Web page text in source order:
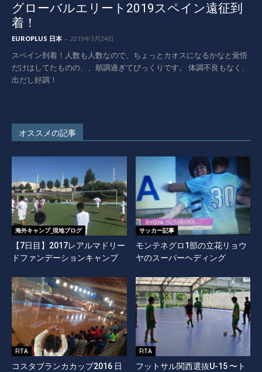
グローバルエリート2019スペイン遠征到
着！
EUROPLUS 日本 - 2019年3月24日
スペイン到着！人数も人数なので、ちょっとカオスになるかなと覚悟
だけはしてたものの、、順調過ぎてびっくりです。 体調不良もなく、
出だし好調！
オススメの記事
海外キャンプ_現地ブログ
【7日目】2017レアルマドリー
ドファンデーションキャンプ
サッカー記事
モンテネグロ1部の立花リョウ
ヤのスーパーヘディング
FITA
コスタブランカカップ2016 日
FITA
フットサル関西選抜U-15 〜ト